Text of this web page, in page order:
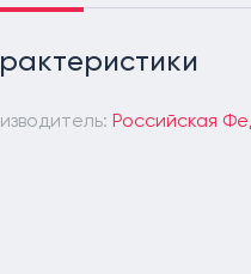
Российская